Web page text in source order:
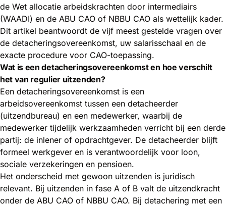
de Wet allocatie arbeidskrachten door intermediairs
(WAADI) en de ABU CAO of NBBU CAO als wettelijk kader.
Dit artikel beantwoordt de vijf meest gestelde vragen over
de detacheringsovereenkomst, uw salarisschaal en de
exacte procedure voor CAO-toepassing.
Wat is een detacheringsovereenkomst en hoe verschilt
het van regulier uitzenden?
Een detacheringsovereenkomst is een
arbeidsovereenkomst tussen een detacheerder
(uitzendbureau) en een medewerker, waarbij de
medewerker tijdelijk werkzaamheden verricht bij een derde
partij: de inlener of opdrachtgever. De detacheerder blijft
formeel werkgever en is verantwoordelijk voor loon,
sociale verzekeringen en pensioen.
Het onderscheid met gewoon uitzenden is juridisch
relevant. Bij uitzenden in fase A of B valt de uitzendkracht
onder de ABU CAO of NBBU CAO. Bij detachering met een